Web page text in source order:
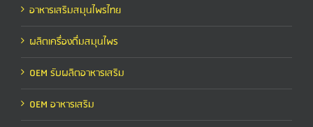
อาหารเสริมสมุนไพรไทย
ผลิตเครื่องดื่มสมุนไพร
OEM รับผลิตอาหารเสริม
OEM อาหารเสริม